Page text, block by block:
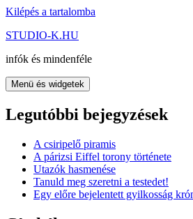
Kilépés a tartalomba
STUDIO-K.HU
infók és mindenféle
Menü és widgetek
Legutóbbi bejegyzések
A csiripelő piramis
A párizsi Eiffel torony története
Utazók hasmenése
Tanuld meg szeretni a testedet!
Egy előre bejelentett gyilkosság